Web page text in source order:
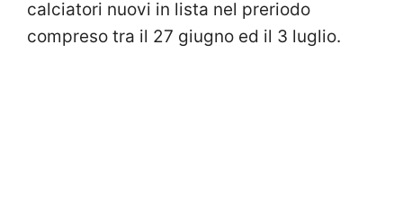
calciatori nuovi in lista nel preriodo
compreso tra il 27 giugno ed il 3 luglio.